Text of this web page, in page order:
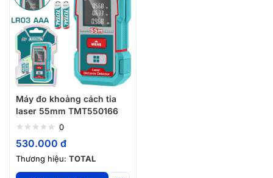
Quên mật khẩu?
Máy đo khoảng cách tia
laser 55mm TMT550166
0
530.000 đ
Thương hiệu: TOTAL